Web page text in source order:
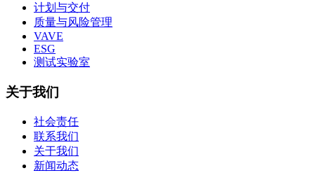
计划与交付
质量与风险管理
VAVE
ESG
测试实验室
关于我们
社会责任
联系我们
关于我们
新闻动态